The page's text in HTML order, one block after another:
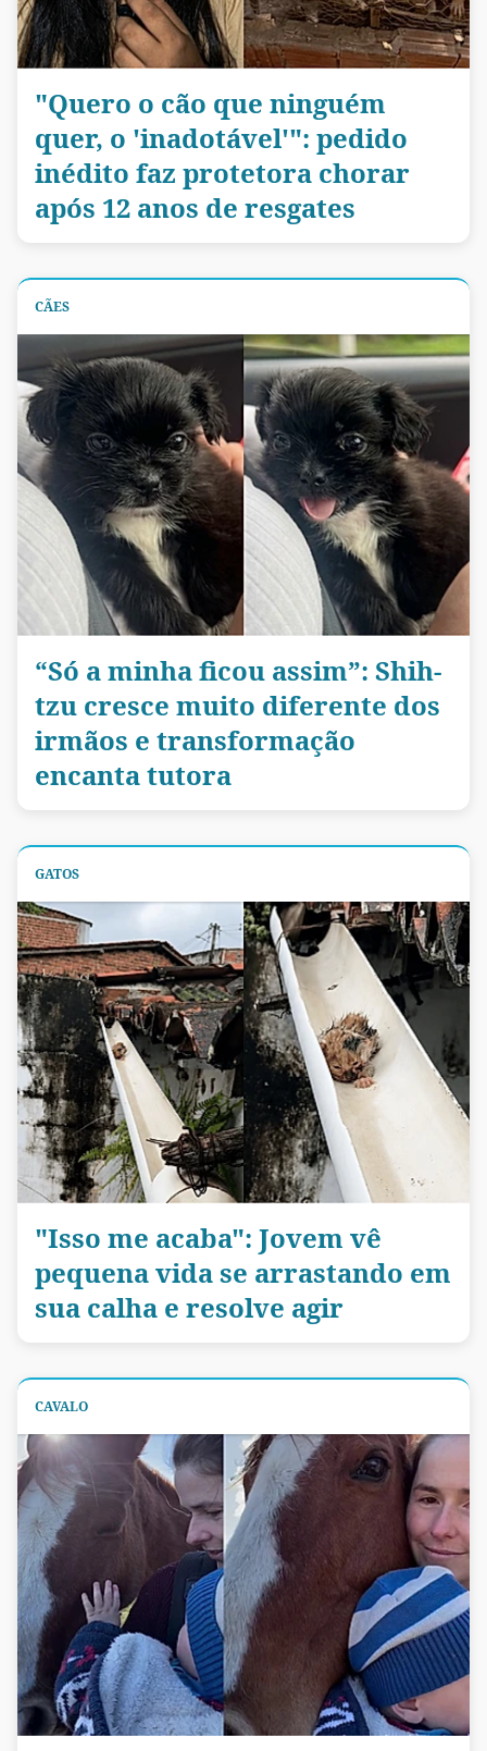
"Quero o cão que ninguém
quer, o 'inadotável'": pedido
inédito faz protetora chorar
após 12 anos de resgates
CÃES
“Só a minha ficou assim”: Shih-
tzu cresce muito diferente dos
irmãos e transformação
encanta tutora
GATOS
"Isso me acaba": Jovem vê
pequena vida se arrastando em
sua calha e resolve agir
CAVALO